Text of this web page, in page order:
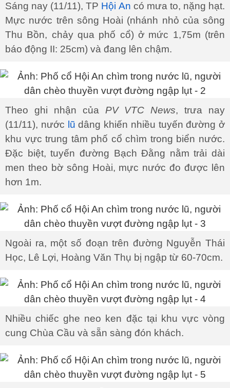
Sáng nay (11/11), TP Hội An có mưa to, nặng hạt.
Mực nước trên sông Hoài (nhánh nhỏ của sông
Thu Bồn, chảy qua phố cổ) ở mức 1,75m (trên
báo động II: 25cm) và đang lên chậm.
Theo ghi nhận của PV VTC News, trưa nay
(11/11), nước lũdâng khiến nhiều tuyến đường ở
khu vực trung tâm phố cổ chìm trong biển nước.
Đặc biệt, tuyến đường Bạch Đằng nằm trải dài
men theo bờ sông Hoài, mực nước đo được lên
hơn 1m.
Ngoài ra, một số đoạn trên đường Nguyễn Thái
Học, Lê Lợi, Hoàng Văn Thụ bị ngập từ 60-70cm.
Nhiều chiếc ghe neo ken đặc tại khu vực vòng
cung Chùa Cầu và sẵn sàng đón khách.